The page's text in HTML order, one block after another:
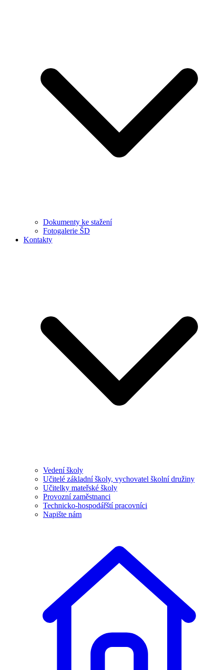
Dokumenty ke stažení
Fotogalerie ŠD
Kontakty
Vedení školy
Učitelé základní školy, vychovatel školní družiny
Učitelky mateřské školy
Provozní zaměstnanci
Technicko-hospodářští pracovníci
Napište nám